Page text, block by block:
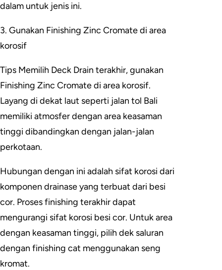
dalam untuk jenis ini.
3. Gunakan Finishing Zinc Cromate di area
korosif
Tips Memilih Deck Drain terakhir, gunakan
Finishing Zinc Cromate di area korosif.
Layang di dekat laut seperti jalan tol Bali
memiliki atmosfer dengan area keasaman
tinggi dibandingkan dengan jalan-jalan
perkotaan.
Hubungan dengan ini adalah sifat korosi dari
komponen drainase yang terbuat dari besi
cor. Proses finishing terakhir dapat
mengurangi sifat korosi besi cor. Untuk area
dengan keasaman tinggi, pilih dek saluran
dengan finishing cat menggunakan seng
kromat.